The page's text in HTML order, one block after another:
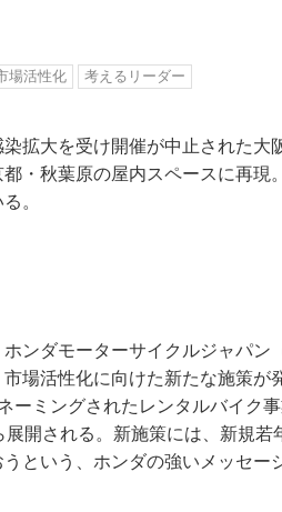
場活性化 考えるリーダー
拡大を受け開催が中止された大
・秋葉原の屋内スペースに再現
。
ンダモーターサイクルジャパン
場活性化に向けた新たな施策が
ーミングされたレンタルバイク
展開される。新施策には、新規
という、ホンダの強いメッセー